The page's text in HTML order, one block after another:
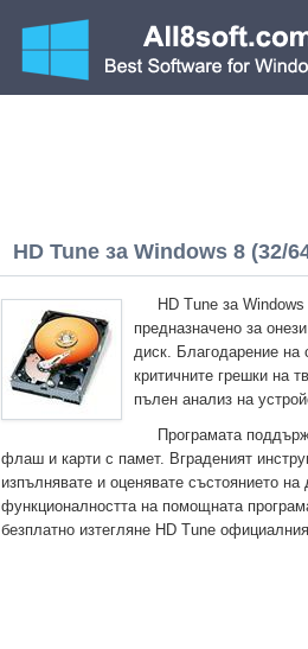
HD Tune за Windows 8 (32/
HD Tune за
предназначено за
диск. Благодарение на
критичните грешки на
пълен анализ на
Програмата
флаш и карти с памет. Вграденият
изпълнявате и оценявате състоянието
функционалността на помощната
безплатно изтегляне HD Tune